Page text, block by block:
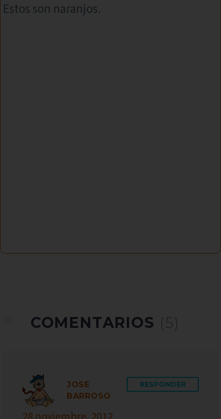
Estos son naranjos.
COMENTARIOS (5)
JOSE
BARROSO
28 noviembre, 2012
RESPONDER